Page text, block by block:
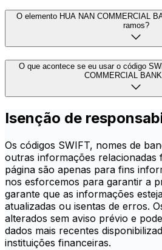
O elemento HUA NAN COMMERCIAL
ramos?
O que acontece se eu usar o código
COMMERCIAL
Isenção de
Os códigos SWIFT, nomes de
outras informações relacionadas
página são apenas para fins
nos esforcemos para garantir a
garante que as informações
atualizadas ou isentas de erros.
alterados sem aviso prévio e
dados mais recentes
instituições financeiras.